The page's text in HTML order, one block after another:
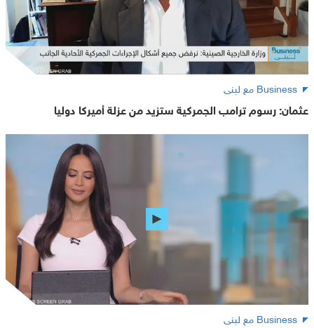
Business مع لبنى
عثمان: رسوم ترامب الجمركية ستزيد من عزلة أميركا دوليا
Business مع لبنى